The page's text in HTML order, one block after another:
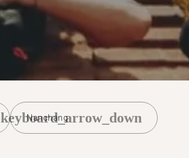
Nanchang
keyboard_arrow_down